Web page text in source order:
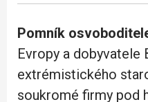
Pomník
Evropy a dobyvatele
extrémistického
soukromé firmy pod